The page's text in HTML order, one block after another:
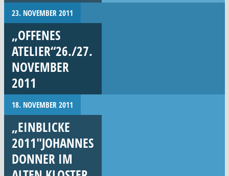
23. NOVEMBER 2011
„OFFENES
ATELIER“26./27.
NOVEMBER
2011
18. NOVEMBER 2011
„EINBLICKE
2011″JOHANNES
DONNER IM